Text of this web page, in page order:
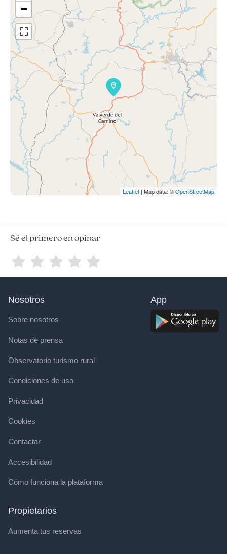
−
Leaflet | Map data: ©OpenStreetMap
Sé el primero en opinar
Nosotros
Sobre nosotros
Notas de prensa
Observatorio turismo rural
Condiciones de uso
Privacidad
Cookies
Contactar
Accesibilidad
Cómo funciona la plataforma
Propietarios
Aumenta tus reservas
App